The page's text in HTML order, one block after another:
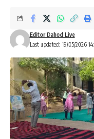
Last updated: 19/05/2026
Editor Dahod Live